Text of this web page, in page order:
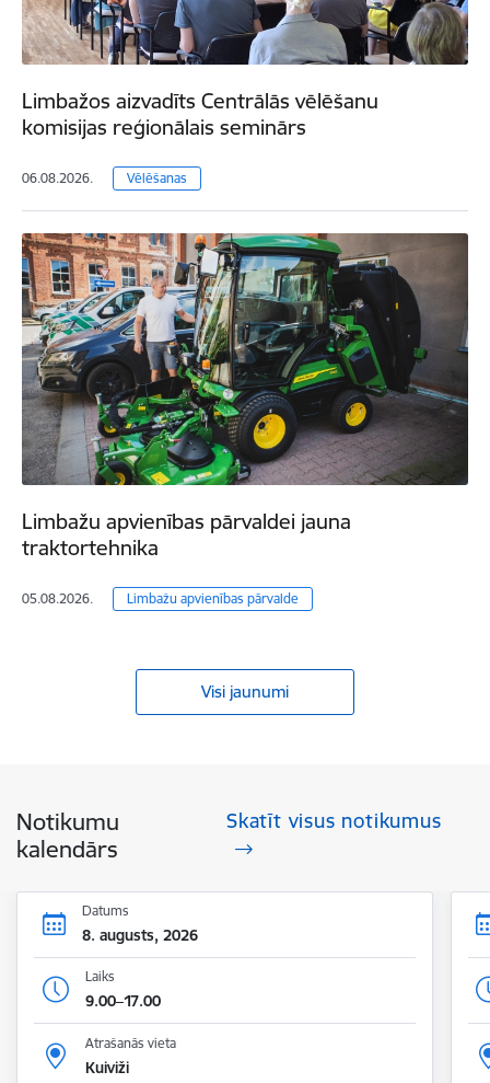
Limbažos aizvadīts Centrālās vēlēšanu
komisijas reģionālais seminārs
06.08.2026. Vēlēšanas
Limbažu apvienības pārvaldei jauna
traktortehnika
05.08.2026. Limbažu apvienības pārvalde
Visi jaunumi
Notikumu
kalendārs
Skatīt visus notikumus
Datums
8. augusts, 2026
Laiks
9.00–17.00
Atrašanās vieta
Kuiviži